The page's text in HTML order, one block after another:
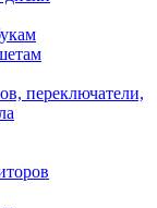
переключатели,